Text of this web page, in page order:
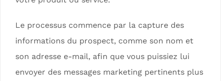
Le processus commence par la capture des
informations du prospect, comme son nom et
son adresse e-mail, afin que vous puissiez lui
envoyer des messages marketing pertinents plus